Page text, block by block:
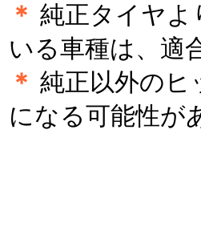
＊ 純正タイヤ
いる車種は、適
＊ 純正以外のヒ
になる可能性が